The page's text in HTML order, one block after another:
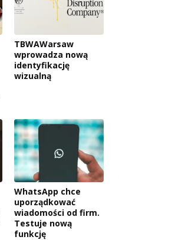
TBWAWarsaw
wprowadza nową
identyfikację
wizualną
WhatsApp chce
uporządkować
wiadomości od firm.
Testuje nową
funkcję